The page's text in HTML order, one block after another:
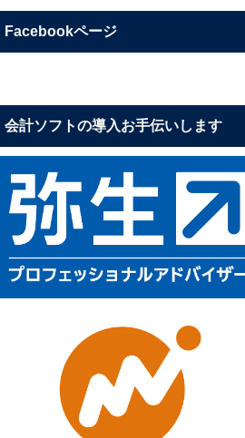
Facebookページ
会計ソフトの導入お手伝いします